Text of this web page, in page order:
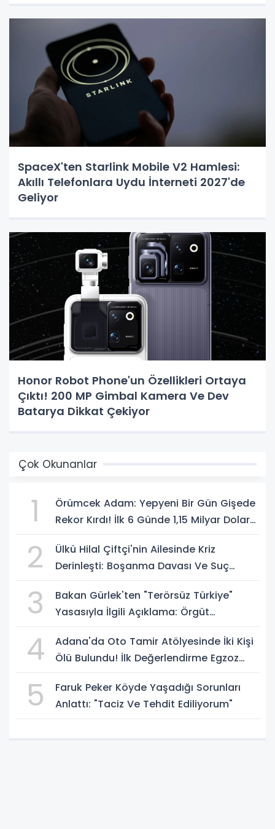
SpaceX'ten Starlink Mobile V2 Hamlesi:
Akıllı Telefonlara Uydu İnterneti 2027'de
Geliyor
Honor Robot Phone'un Özellikleri Ortaya
Çıktı! 200 MP Gimbal Kamera Ve Dev
Batarya Dikkat Çekiyor
Çok Okunanlar
1
Örümcek Adam: Yepyeni Bir Gün Gişede
Rekor Kırdı! İlk 6 Günde 1,15 Milyar Dolar
2
Ülkü Hilal Çiftçi'nin Ailesinde Kriz
Derinleşti: Boşanma Davası Ve Suç
3
Bakan Gürlek'ten "Terörsüz Türkiye"
Yasasıyla İlgili Açıklama: Örgüt
Yürürlüğe Girmeyecek
4
Adana'da Oto Tamir Atölyesinde İki Kişi
Ölü Bulundu! İlk Değerlendirme Egzoz
5
Faruk Peker Köyde Yaşadığı Sorunları
Anlattı: "Taciz Ve Tehdit Ediliyorum"